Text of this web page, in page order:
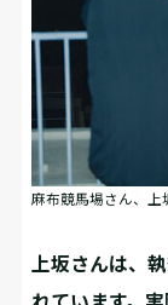
麻布競馬場さん、上
――上坂さんは